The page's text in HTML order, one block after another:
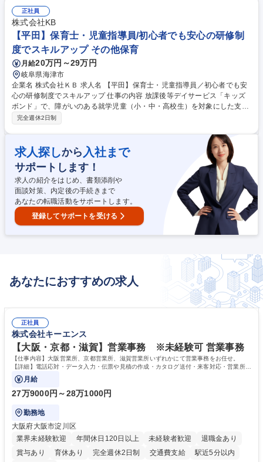
ション・支援 ■保護者との連携・相談対応 ■施設内での活動準備や記録の
作成 ■送迎業務（社用車使用） 子どもたちの成長に寄り添いながら、自身
のスキルアップも目指せる環境です。 募集職種 【海津】保育士・児童指
導員／初心者でも安心の研修制度でスキルアップ
正社員
株式会社KB
【平田】保育士・児童指導員/初心者でも安心の研修制
度でスキルアップ その他保育
月給20万円～29万円
岐阜県海津市
企業名 株式会社ＫＢ 求人名 【平田】保育士・児童指導員／初心者でも安
心の研修制度でスキルアップ 仕事の内容 放課後等デイサービス「キッズ
ボンド」で、障がいのある就学児童（小・中・高校生）を対象にした支援
業務をお任せします。放課後や長期休暇中に利用できる、障がいのある子
遊びや運動、学習支援（宿題など） ■個々の特性に合わせたコミュニケー
ション・支援 ■保護者との連携・相談対応 ■施設内での活動準備や記録の
作成 ■送迎業務（社用車使用） 子どもたちの成長に寄り添いながら、自身
のスキルアップも目指せる環境です。 募集職種 【平田】保育士・児童指
導員／初心者でも安心の研修制度でスキルアップ
完全週休2日制
求人探しから 入社まで
サポートします！
求人の紹介をはじめ、書類添削や
面談対策、内定後の手続きまで
あなたの転職活動をサポートします。
登録してサポートを受ける
あなたにおすすめの求人
正社員
株式会社キーエンス
【大阪・京都・滋賀】営業事務 ※未経験可 営業事務
【仕事内容】大阪営業所、京都営業所、滋賀営業所いずれかにて営業事務をお任せ。
【詳細】電話応対・データ入力・伝票や見積の作成・カタログ送付・来客対応・営業所内
で発生する事務業務や業務改善をお任せ。
月給
27万9000円～28万1000円
勤務地
大阪府大阪市淀川区
業界未経験歓迎
年間休日120日以上 未経験者歓迎
退職金あり
賞与あり
育休あり 完全週休2日制 交通費支給
駅近5分以内